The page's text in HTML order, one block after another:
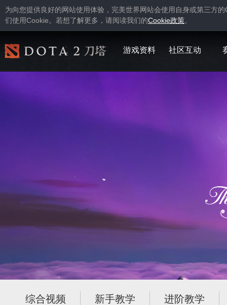
为向您提供良好的网站使用体验，完美世界网站会使用自身或第三方的
们使用Cookie。若想了解更多，请阅读我们的Cookie政策。
游戏资料 社区互动
综合视频 新手教学 进阶教学